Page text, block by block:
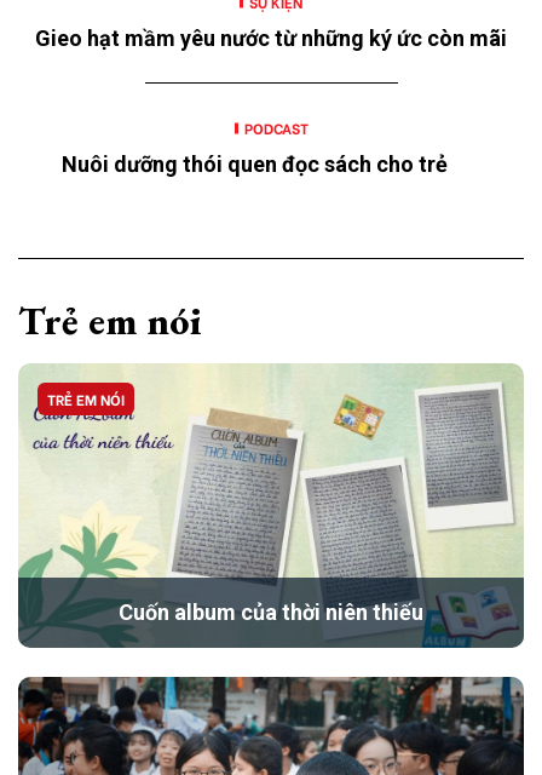
Gieo hạt mầm yêu nước từ những ký ức còn mãi
PODCAST
Nuôi dưỡng thói quen đọc sách cho trẻ
Trẻ em nói
TRẺ EM NÓI
Cuốn album của thời niên thiếu